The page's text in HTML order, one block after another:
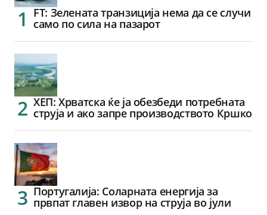
FT: Зелената транзиција нема да се случи
само по сила на пазарот
ХЕП: Хрватска ќе ја обезбеди потребната
струја и ако запре производството Кршко
Португалија: Соларната енергија за
првпат главен извор на струја во јули